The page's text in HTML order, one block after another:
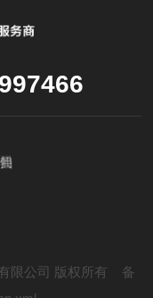
限公司 版权所有 备